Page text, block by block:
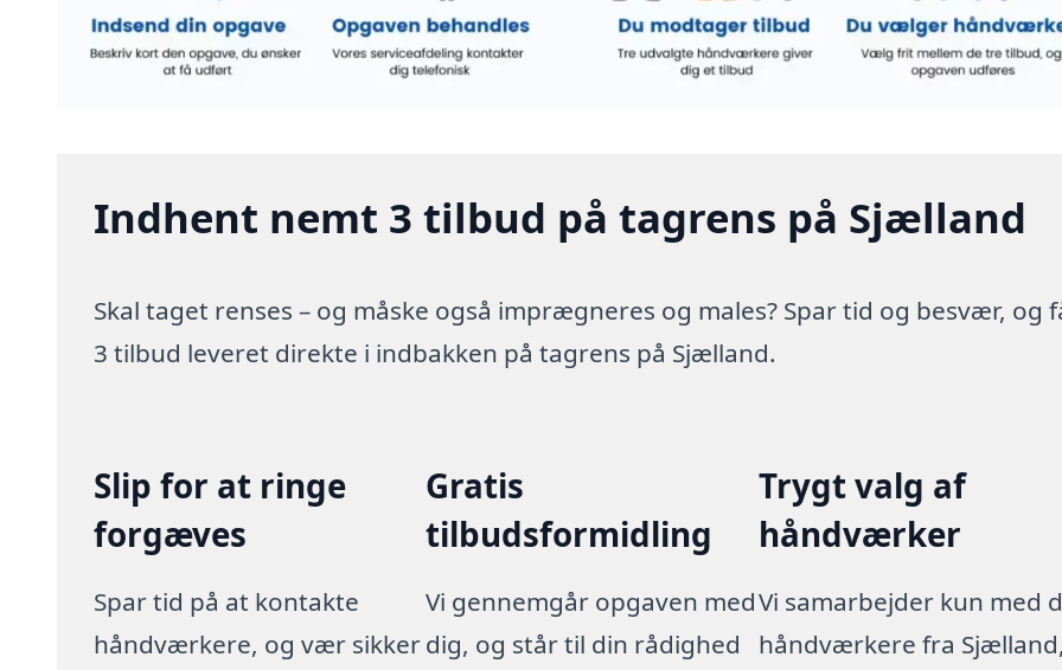
Indhent nemt 3 tilbud på tagrens på Sjælland
Skal taget renses – og måske også imprægneres og males? Spar tid og besvær, og
3 tilbud leveret direkte i indbakken på tagrens på Sjælland.
Slip for at ringe
forgæves
Spar tid på at kontakte
håndværkere, og vær sikker
Gratis
tilbudsformidling
Vi gennemgår opgaven med
dig, og står til din rådighed
Trygt valg af
håndværker
Vi samarbejder kun med
håndværkere fra